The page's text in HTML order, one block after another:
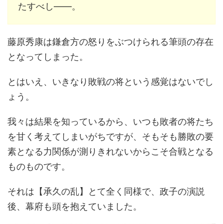
たすべし――。
藤原秀康は鎌倉方の怒りをぶつけられる筆頭の存在
となってしまった。
とはいえ、いきなり敗戦の将という感覚はないでし
ょう。
我々は結果を知っているから、いつも敗者の将たち
を甘く考えてしまいがちですが、そもそも勝敗の要
素となる力関係が測りきれないからこそ合戦となる
ものものです。
それは【承久の乱】とて全く同様で、政子の演説
後、幕府も頭を抱えていました。